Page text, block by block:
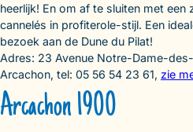
heerlijk! En om af te sluiten met
cannelés in profiterole-stijl. Een
bezoek aan de Dune du Pilat!
Adres: 23 Avenue Notre-Dame-
Arcachon, tel: 05 56 54 23 61, zie
Arcachon 1900